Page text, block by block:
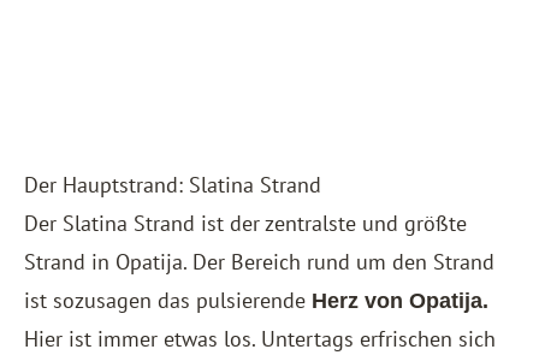
Der Hauptstrand: Slatina Strand
Der Slatina Strand ist der zentralste und größte
Strand in Opatija. Der Bereich rund um den Strand
ist sozusagen das pulsierende Herz von Opatija.
Hier ist immer etwas los. Untertags erfrischen sich